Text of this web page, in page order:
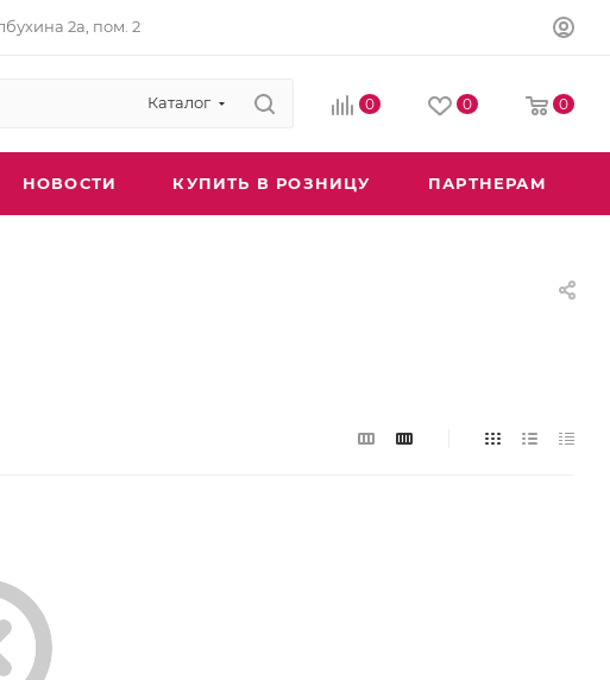
2а, пом. 2
Каталог 0 0 0
НОВОСТИ КУПИТЬ В РОЗНИЦУ ПАРТНЕРАМ